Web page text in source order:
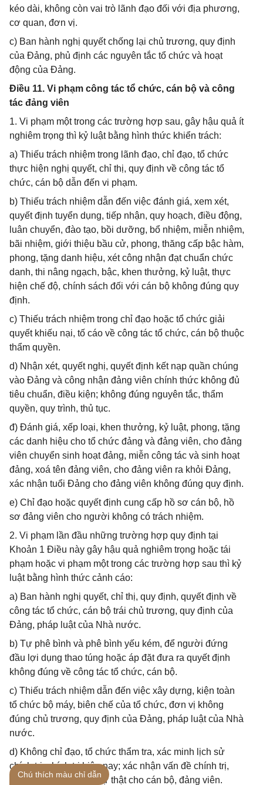
kéo dài, không còn vai trò lãnh đạo đối với địa phương,
cơ quan, đơn vị.
c) Ban hành nghị quyết chống lại chủ trương, quy định
của Đảng, phủ định các nguyên tắc tổ chức và hoạt
động của Đảng.
Điều 11. Vi phạm công tác tổ chức, cán bộ và công
tác đảng viên
1. Vi phạm một trong các trường hợp sau, gây hậu quả ít
nghiêm trọng thì kỷ luật bằng hình thức khiển trách:
a) Thiếu trách nhiệm trong lãnh đạo, chỉ đạo, tổ chức
thực hiện nghị quyết, chỉ thị, quy định về công tác tổ
chức, cán bộ dẫn đến vi phạm.
b) Thiếu trách nhiệm dẫn đến việc đánh giá, xem xét,
quyết định tuyển dụng, tiếp nhận, quy hoạch, điều động,
luân chuyển, đào tạo, bồi dưỡng, bổ nhiệm, miễn nhiệm,
bãi nhiệm, giới thiệu bầu cử, phong, thăng cấp bậc hàm,
phong, tặng danh hiệu, xét công nhận đạt chuẩn chức
danh, thi nâng ngạch, bậc, khen thưởng, kỷ luật, thực
hiện chế độ, chính sách đối với cán bộ không đúng quy
định.
c) Thiếu trách nhiệm trong chỉ đạo hoặc tổ chức giải
quyết khiếu nại, tố cáo về công tác tổ chức, cán bộ thuộc
thẩm quyền.
d) Nhận xét, quyết nghị, quyết định kết nạp quần chúng
vào Đảng và công nhận đảng viên chính thức không đủ
tiêu chuẩn, điều kiện; không đúng nguyên tắc, thẩm
quyền, quy trình, thủ tục.
đ) Đánh giá, xếp loại, khen thưởng, kỷ luật, phong, tặng
các danh hiệu cho tổ chức đảng và đảng viên, cho đảng
viên chuyển sinh hoạt đảng, miễn công tác và sinh hoạt
đảng, xoá tên đảng viên, cho đảng viên ra khỏi Đảng,
xác nhận tuổi Đảng cho đảng viên không đúng quy định.
e) Chỉ đạo hoặc quyết định cung cấp hồ sơ cán bộ, hồ
sơ đảng viên cho người không có trách nhiệm.
2. Vi phạm lần đầu những trường hợp quy định tại
Khoản 1 Điều này gây hậu quả nghiêm trọng hoặc tái
phạm hoặc vi phạm một trong các trường hợp sau thì kỷ
luật bằng hình thức cảnh cáo:
a) Ban hành nghị quyết, chỉ thị, quy định, quyết định về
công tác tổ chức, cán bộ trái chủ trương, quy định của
Đảng, pháp luật của Nhà nước.
b) Tự phê bình và phê bình yếu kém, để người đứng
đầu lợi dụng thao túng hoặc áp đặt đưa ra quyết định
không đúng về công tác tổ chức, cán bộ.
c) Thiếu trách nhiệm dẫn đến việc xây dựng, kiện toàn
tổ chức bộ máy, biên chế của tổ chức, đơn vị không
đúng chủ trương, quy định của Đảng, pháp luật của Nhà
nước.
d) Không chỉ đạo, tổ chức thẩm tra, xác minh lịch sử
chính trị, chính trị hiện nay; xác nhận vấn đề chính trị,
chính trị hiện nay sai sự thật cho cán bộ, đảng viên.
Chú thích màu chỉ dẫn